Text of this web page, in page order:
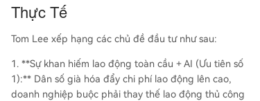
Thực Tế
Tom Lee xếp hạng các chủ đề đầu tư như sau:
1. **Sự khan hiếm lao động toàn cầu + AI (Ưu tiên số
1):** Dân số già hóa đẩy chi phí lao động lên cao,
doanh nghiệp buộc phải thay thế lao động thủ công